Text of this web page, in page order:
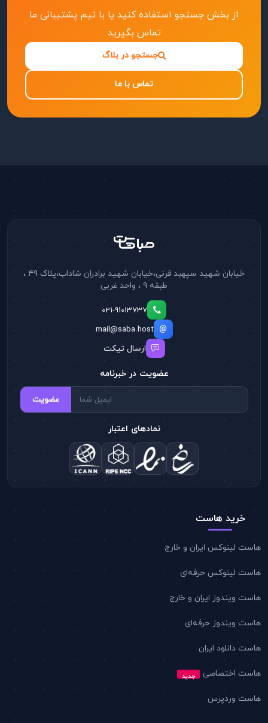
از بخش جستجو استفاده کنید یا با تیم پشتیبانی ما
تماس بگیرید
جستجو در بلاگ
تماس با ما
خرید هاست
هاست لینوکس ایران و خارج
هاست لینوکس حرفه‌ای
هاست ویندوز ایران و خارج
هاست ویندوز حرفه‌ای
هاست دانلود ایران
هاست اختصاصی جدید
هاست وردپرس
خیابان شهید سپهبد قرنی،خیابان شهید برادران شاداب،پلاک ۴۹ ،
طبقه ۹ ، واحد غربی
021-91013737
mail@saba.host
ارسال تیکت
عضویت در خبرنامه
عضویت
نمادهای اعتبار